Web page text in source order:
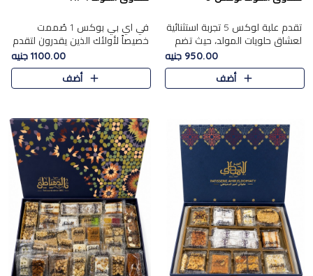
تقدم علبة لوكس 5 تجربة استثنائية
لعشاق حلويات المولد، حيث تضم
42 قطعة من تشكيلة فاخرة تجمع
بين أشهر الأصناف التقليدية وأصناف
مميزة مختارة بع..
950.00 جنيه
أضف
في اي بي بوكس 1 صُممت
خصيصاً لأولئك الذين يقدرون لتقدم
تجربة استثنائية بوكس تجمع بين
أفخر حلويات المولد المصري مع
تشكيلة مختارة من الأصناف ..
1100.00 جنيه
أضف